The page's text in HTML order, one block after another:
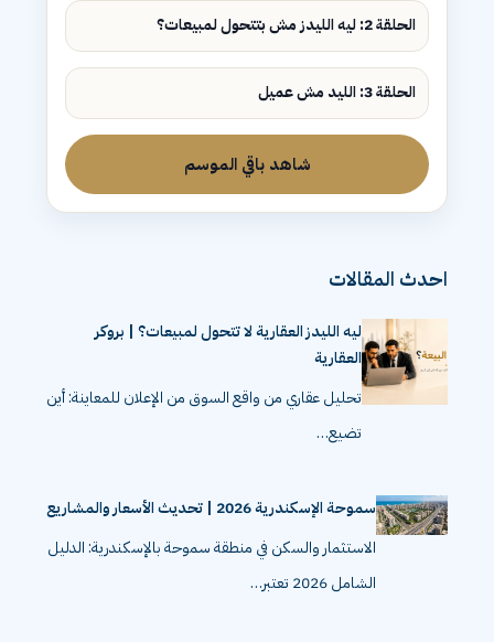
الحلقة 2: ليه الليدز مش بتتحول لمبيعات؟
الحلقة 3: الليد مش عميل
شاهد باقي الموسم
احدث المقالات
ليه الليدز العقارية لا تتحول لمبيعات؟ | بروكر
العقارية
تحليل عقاري من واقع السوق من الإعلان للمعاينة: أين
تضيع…
سموحة الإسكندرية 2026 | تحديث الأسعار والمشاريع
الاستثمار والسكن في منطقة سموحة بالإسكندرية: الدليل
الشامل 2026 تعتبر…